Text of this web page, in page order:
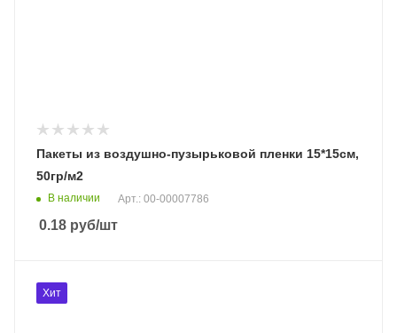
Пакеты из воздушно-пузырьковой пленки 15*15см,
50гр/м2
В наличии Арт.: 00-00007786
0.18 руб/шт
Хит